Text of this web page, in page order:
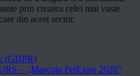
prin crearea celei mai vaste
din acest sector.
(GDPR)
– „Mascota PetExpo 2026”